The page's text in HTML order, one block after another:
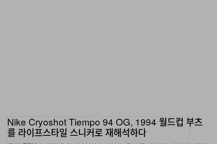
Nike Cryoshot Tiempo 94 OG, 1994 월드컵 부츠
를 라이프스타일 스니커로 재해석하다